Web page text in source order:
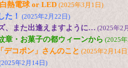
熱電球 or LED (2025年3月1日)
た！ (2025年2月22日)
、また出逢えますように… (2025年2
章・お菓子の都ウィーンから (2025
デコポン」さんのこと (2025年2月14
年2月14日)